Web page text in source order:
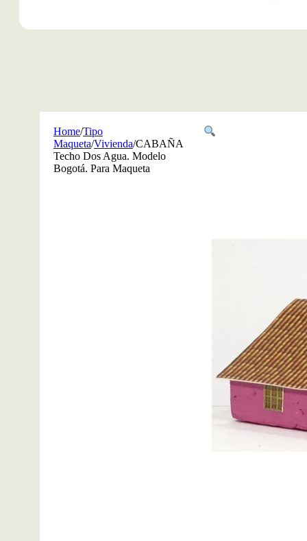
Home/Tipo
Maqueta/Vivienda/CABAÑA
Techo Dos Agua. Modelo
Bogotá. Para Maqueta